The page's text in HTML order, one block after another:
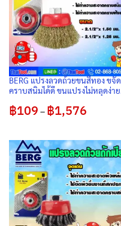
BERG แปรงลวดถ้วยขนสีทอง ขจัด
คราบสนิมได้ดี ขนแปรงไม่หลุดง่าย
฿109 – ฿1,576range:
฿1,576